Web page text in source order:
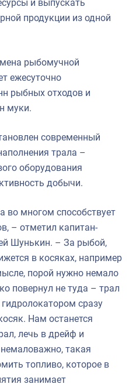
и выпускать
продукции из одной
рыбомучной
ежесуточно
рыбных отходов и
муки.
современный
трала –
оборудования
добычи.
во многом способствует
– отметил капитан-
Шунькин. – За рыбой,
в косяках, например
порой нужно немало
повернул не туда – трал
сразу
Нам останется
лечь в дрейф и
такая
топливо, которое в
занимает